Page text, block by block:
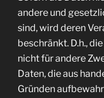
andere und
sind, wird deren
beschränkt. D.h.,
nicht für andere
Daten, die aus
Gründen